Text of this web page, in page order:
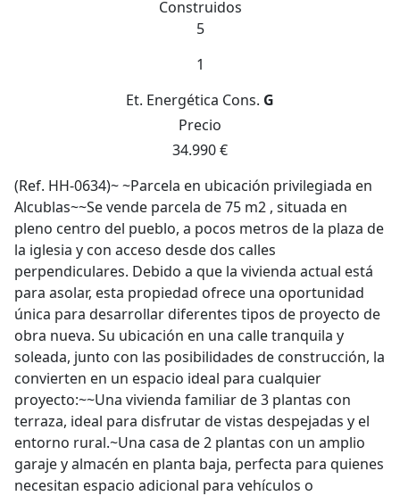
Construidos
5
1
Et. Energética Cons. G
Precio
34.990 €
(Ref. HH-0634)~ ~Parcela en ubicación privilegiada en
Alcublas~~Se vende parcela de 75 m2 , situada en
pleno centro del pueblo, a pocos metros de la plaza de
la iglesia y con acceso desde dos calles
perpendiculares. Debido a que la vivienda actual está
para asolar, esta propiedad ofrece una oportunidad
única para desarrollar diferentes tipos de proyecto de
obra nueva. Su ubicación en una calle tranquila y
soleada, junto con las posibilidades de construcción, la
convierten en un espacio ideal para cualquier
proyecto:~~Una vivienda familiar de 3 plantas con
terraza, ideal para disfrutar de vistas despejadas y el
entorno rural.~Una casa de 2 plantas con un amplio
garaje y almacén en planta baja, perfecta para quienes
necesitan espacio adicional para vehículos o